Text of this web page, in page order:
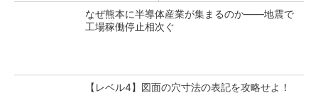
なぜ熊本に半導体産業が集まるのか――地震で
工場稼働停止相次ぐ
【レベル4】図面の穴寸法の表記を攻略せよ！